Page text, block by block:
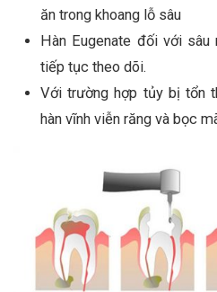
ăn trong khoang lỗ sâu
Hàn Eugenate đối với
tiếp tục theo dõi.
Với trường hợp tủy bị tổn
hàn vĩnh viễn răng và bọc